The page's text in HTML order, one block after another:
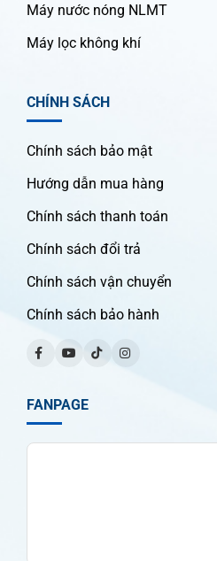
Máy nước nóng NLMT
Máy lọc không khí
CHÍNH SÁCH
Chính sách bảo mật
Hướng dẫn mua hàng
Chính sách thanh toán
Chính sách đổi trả
Chính sách vận chuyển
Chính sách bảo hành
FANPAGE